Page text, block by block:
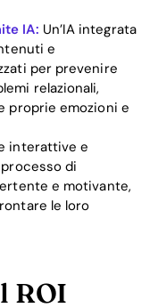
IA: Un’IA integrata
e
per prevenire
relazionali,
proprie emozioni e
interattive e
di
e motivante,
le loro
ROI